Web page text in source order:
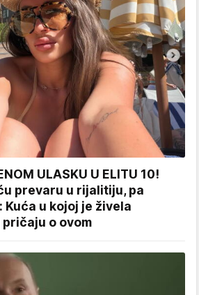
ULASKU U ELITU 10!
prevaru u rijalitiju, pa
u kojoj je živela
o ovom